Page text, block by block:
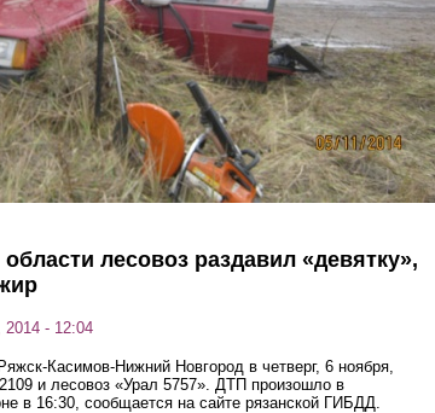
лесовоз раздавил «девятку»,
2014 - 12:04
Касимов-Нижний Новгород в четверг, 6 ноября,
и лесовоз «Урал 5757». ДТП произошло в
в 16:30, сообщается на сайте рязанской ГИБДД.